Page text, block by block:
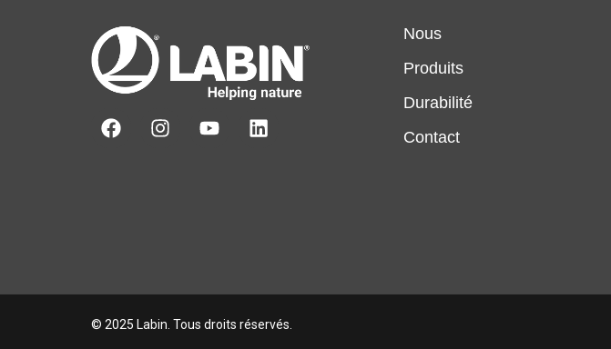
Nous
Produits
Durabilité
Contact
© 2025 Labin. Tous droits réservés.